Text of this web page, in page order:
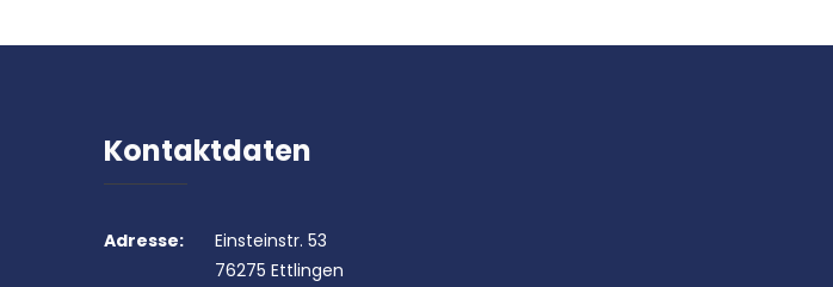
Kontaktdaten
Adresse:
Einsteinstr. 53
76275 Ettlingen